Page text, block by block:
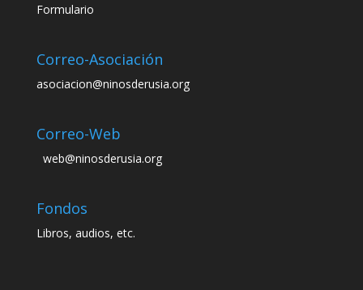
Formulario
Correo-Asociación
asociacion@ninosderusia.org
Correo-Web
web@ninosderusia.org
Fondos
Libros, audios, etc.